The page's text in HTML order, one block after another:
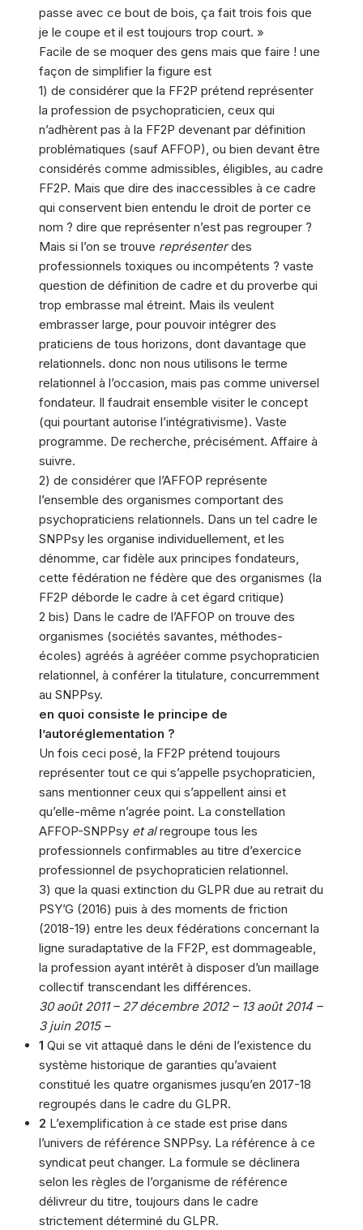
passe avec ce bout de bois, ça fait trois fois que
je le coupe et il est toujours trop court. »
Facile de se moquer des gens mais que faire ! une
façon de simplifier la figure est
1) de considérer que la FF2P prétend représenter
la profession de psychopraticien, ceux qui
n’adhèrent pas à la FF2P devenant par définition
problématiques (sauf AFFOP), ou bien devant être
considérés comme admissibles, éligibles, au cadre
FF2P. Mais que dire des inaccessibles à ce cadre
qui conservent bien entendu le droit de porter ce
nom ? dire que représenter n’est pas regrouper ?
Mais si l’on se trouve représenterdes
professionnels toxiques ou incompétents ? vaste
question de définition de cadre et du proverbe qui
trop embrasse mal étreint. Mais ils veulent
embrasser large, pour pouvoir intégrer des
praticiens de tous horizons, dont davantage que
relationnels. donc non nous utilisons le terme
relationnel à l’occasion, mais pas comme universel
fondateur. Il faudrait ensemble visiter le concept
(qui pourtant autorise l’intégrativisme). Vaste
programme. De recherche, précisément. Affaire à
suivre.
2) de considérer que l’AFFOP représente
l’ensemble des organismes comportant des
psychopraticiens relationnels. Dans un tel cadre le
SNPPsy les organise individuellement, et les
dénomme, car fidèle aux principes fondateurs,
cette fédération ne fédère que des organismes (la
FF2P déborde le cadre à cet égard critique)
2 bis) Dans le cadre de l’AFFOP on trouve des
organismes (sociétés savantes, méthodes-
écoles) agréés à agrééer comme psychopraticien
relationnel, à conférer la titulature, concurremment
au SNPPsy.
en quoi consiste le principe de
l’autoréglementation ?
Un fois ceci posé, la FF2P prétend toujours
représenter tout ce qui s’appelle psychopraticien,
sans mentionner ceux qui s’appellent ainsi et
qu’elle-même n’agrée point. La constellation
AFFOP-SNPPsy et alregroupe tous les
professionnels confirmables au titre d’exercice
professionnel de psychopraticien relationnel.
3) que la quasi extinction du GLPR due au retrait du
PSY’G (2016) puis à des moments de friction
(2018-19) entre les deux fédérations concernant la
ligne suradaptative de la FF2P, est dommageable,
la profession ayant intérêt à disposer d’un maillage
collectif transcendant les différences.
30 août 2011 – 27 décembre 2012 – 13 août 2014 –
3 juin 2015 –
1 Qui se vit attaqué dans le déni de l’existence du
système historique de garanties qu’avaient
constitué les quatre organismes jusqu’en 2017-18
regroupés dans le cadre du GLPR.
2 L’exemplification à ce stade est prise dans
l’univers de référence SNPPsy. La référence à ce
syndicat peut changer. La formule se déclinera
selon les règles de l’organisme de référence
délivreur du titre, toujours dans le cadre
strictement déterminé du GLPR.